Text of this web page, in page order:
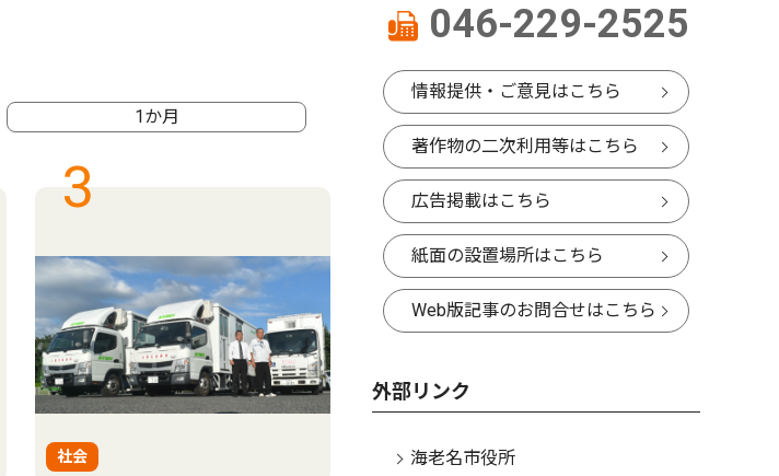
1か月
3
社会
4
社会
046-229-2525
情報提供・ご意見はこちら
著作物の二次利用等はこちら
広告掲載はこちら
紙面の設置場所はこちら
Web版記事のお問合せはこちら
外部リンク
海老名市役所